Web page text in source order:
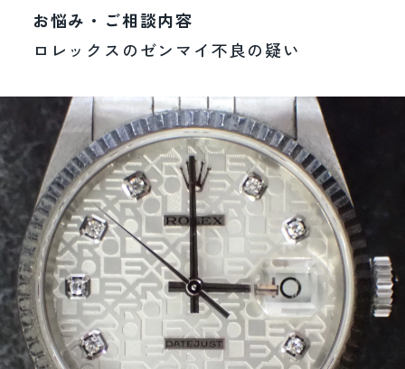
お悩み・ご相談内容
ロレックスのゼンマイ不良の疑い